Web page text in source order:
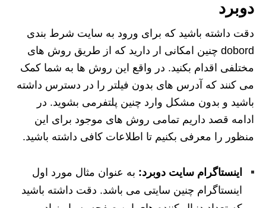
دوبرد
دقت داشته باشید که برای ورود به سایت شرط بندی
dobord چنین امکانی ار دارید که از طریق روش های
مختلفی اقدام بکنید. در واقع این روش ها به شما کمک
می کنند که آدرس های بدون فیلتر را در دسترس داشته
باشید و بدون مشکل وارد چنین پلتفرمی بشوید. در
ادامه قصد داریم تمامی روش های موجود برای این
منظور را معرفی بکنیم تا اطلاعات کافی داشته باشید.
اینستاگرام سایت دوبرد: به عنوان مثال مورد اول
اینستاگرام چنین سایتی می باشد. دقت داشته باشید